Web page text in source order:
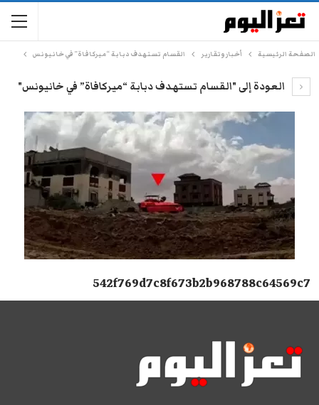
الصفحة الرئيسية أخبار وتقارير القسام تستهدف دبابة “ميركافاة” في خانيونس
العودة إلى "القسام تستهدف دبابة “ميركافاة” في خانيونس"
542f769d7c8f673b2b968788c64569c7